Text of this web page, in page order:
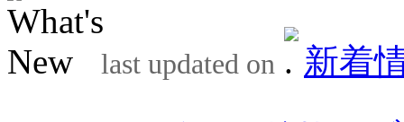
last updated on
新着